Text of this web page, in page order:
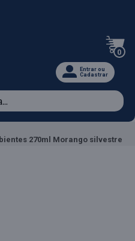
0
Entrar ou
Cadastrar
270ml Morango silvestre